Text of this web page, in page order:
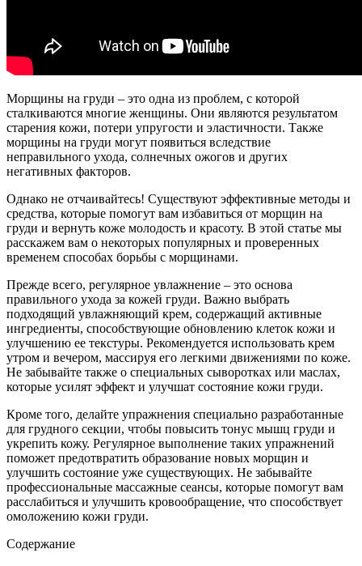
Морщины на груди – это одна из проблем, с которой
сталкиваются многие женщины. Они являются результатом
старения кожи, потери упругости и эластичности. Также
морщины на груди могут появиться вследствие
неправильного ухода, солнечных ожогов и других
негативных факторов.
Однако не отчаивайтесь! Существуют эффективные методы и
средства, которые помогут вам избавиться от морщин на
груди и вернуть коже молодость и красоту. В этой статье мы
расскажем вам о некоторых популярных и проверенных
временем способах борьбы с морщинами.
Прежде всего, регулярное увлажнение – это основа
правильного ухода за кожей груди. Важно выбрать
подходящий увлажняющий крем, содержащий активные
ингредиенты, способствующие обновлению клеток кожи и
улучшению ее текстуры. Рекомендуется использовать крем
утром и вечером, массируя его легкими движениями по коже.
Не забывайте также о специальных сыворотках или маслах,
которые усилят эффект и улучшат состояние кожи груди.
Кроме того, делайте упражнения специально разработанные
для грудного секции, чтобы повысить тонус мышц груди и
укрепить кожу. Регулярное выполнение таких упражнений
поможет предотвратить образование новых морщин и
улучшить состояние уже существующих. Не забывайте
профессиональные массажные сеансы, которые помогут вам
расслабиться и улучшить кровообращение, что способствует
омоложению кожи груди.
Содержание